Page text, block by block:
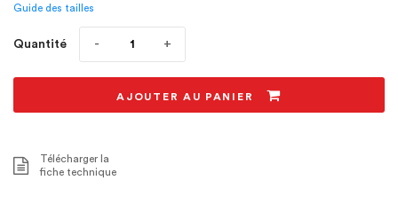
Guide des tailles
Quantité
AJOUTER AU PANIER
Télécharger la
fiche technique